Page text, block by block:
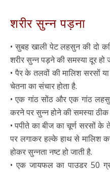
शरीर सुन्न पड़ना
• सुबह खाली पेट लहसुन की दो
शरीर सुन्न पड़ने की समस्या दूर हो
• पैर के तलवों की मालिश सरसों
चेतना का संचार होता है.
• एक गांठ सोंठ और एक गांठ
करने पर सुन्न होने की समस्या ठीक
• पपीते का बीज का चूर्ण सरसों
पर लगाकर हल्के हाथ से मालिश
होकर सुन्नता नष्ट हो जाती है.
• एक जायफल का पाउडर 50